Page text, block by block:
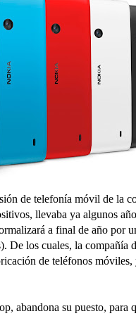
de telefonía móvil de la
llevaba ya algunos
a final de año por
De los cuales, la compañía
de teléfonos
abandona su puesto, para